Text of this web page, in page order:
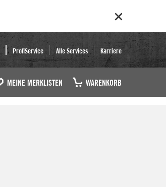
ProfiService Alle Services Karriere
MEINE MERKLISTEN WARENKORB